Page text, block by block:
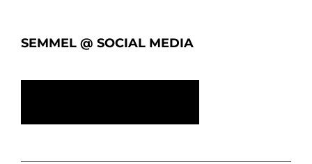
SEMMEL @ SOCIAL MEDIA